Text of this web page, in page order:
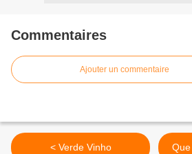
Commentaires
Ajouter un commentaire
< Verde Vinho